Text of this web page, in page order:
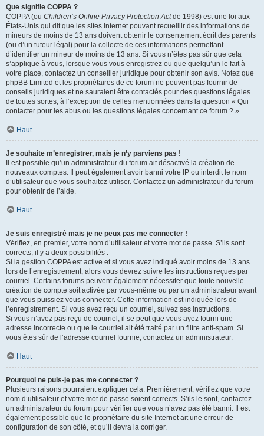
Que signifie COPPA ?
COPPA (ou Children’s Online Privacy Protection Actde 1998) est une loi aux
États-Unis qui dit que les sites Internet pouvant recueillir des informations de
mineurs de moins de 13 ans doivent obtenir le consentement écrit des parents
(ou d’un tuteur légal) pour la collecte de ces informations permettant
d’identifier un mineur de moins de 13 ans. Si vous n’êtes pas sûr que cela
s’applique à vous, lorsque vous vous enregistrez ou que quelqu’un le fait à
votre place, contactez un conseiller juridique pour obtenir son avis. Notez que
phpBB Limited et les propriétaires de ce forum ne peuvent pas fournir de
conseils juridiques et ne sauraient être contactés pour des questions légales
de toutes sortes, à l’exception de celles mentionnées dans la question « Qui
contacter pour les abus ou les questions légales concernant ce forum ? ».
Haut
Je souhaite m’enregistrer, mais je n’y parviens pas !
Il est possible qu’un administrateur du forum ait désactivé la création de
nouveaux comptes. Il peut également avoir banni votre IP ou interdit le nom
d’utilisateur que vous souhaitez utiliser. Contactez un administrateur du forum
pour obtenir de l’aide.
Haut
Je suis enregistré mais je ne peux pas me connecter !
Vérifiez, en premier, votre nom d’utilisateur et votre mot de passe. S’ils sont
corrects, il y a deux possibilités :
Si la gestion COPPA est active et si vous avez indiqué avoir moins de 13 ans
lors de l’enregistrement, alors vous devrez suivre les instructions reçues par
courriel. Certains forums peuvent également nécessiter que toute nouvelle
création de compte soit activée par vous-même ou par un administrateur avant
que vous puissiez vous connecter. Cette information est indiquée lors de
l’enregistrement. Si vous avez reçu un courriel, suivez ses instructions.
Si vous n’avez pas reçu de courriel, il se peut que vous ayez fourni une
adresse incorrecte ou que le courriel ait été traité par un filtre anti-spam. Si
vous êtes sûr de l’adresse courriel fournie, contactez un administrateur.
Haut
Pourquoi ne puis-je pas me connecter ?
Plusieurs raisons pourraient expliquer cela. Premièrement, vérifiez que votre
nom d’utilisateur et votre mot de passe soient corrects. S’ils le sont, contactez
un administrateur du forum pour vérifier que vous n’avez pas été banni. Il est
également possible que le propriétaire du site Internet ait une erreur de
configuration de son côté, et qu’il devra la corriger.